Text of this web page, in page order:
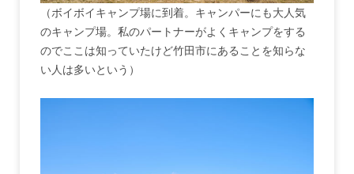
（ボイボイキャンプ場に到着。キャンパーにも大人気
のキャンプ場。私のパートナーがよくキャンプをする
のでここは知っていたけど竹田市にあることを知らな
い人は多いという）